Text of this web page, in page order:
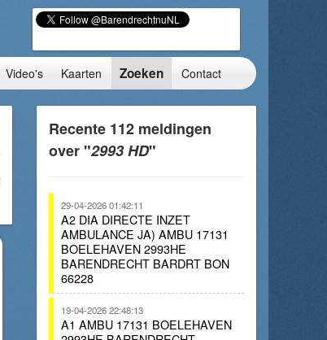
Video's Kaarten Zoeken Contact
Recente 112 meldingen
over "2993 HD"
29-04-2026 01:42:11
A2 DIA DIRECTE INZET
AMBULANCE JA) AMBU 17131
BOELEHAVEN 2993HE
BARENDRECHT BARDRT BON
66228
19-04-2026 22:48:13
A1 AMBU 17131 BOELEHAVEN